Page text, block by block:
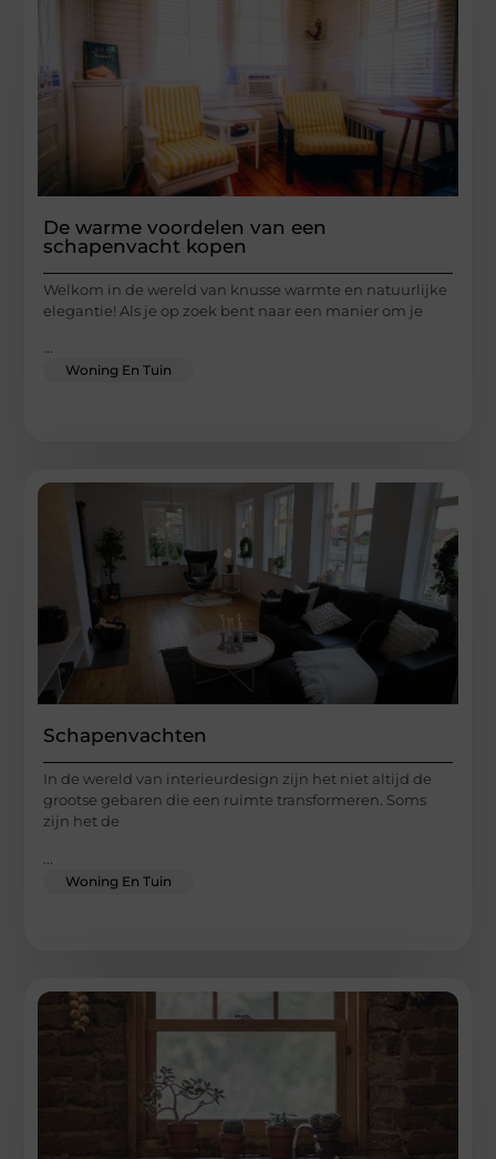
De warme voordelen van een
schapenvacht kopen
Welkom in de wereld van knusse warmte en natuurlijke
elegantie! Als je op zoek bent naar een manier om je
...
Woning En Tuin
Schapenvachten
In de wereld van interieurdesign zijn het niet altijd de
grootse gebaren die een ruimte transformeren. Soms
zijn het de
Woning En Tuin